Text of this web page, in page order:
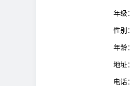
年级：
性别：
年龄：
地址：
电话：